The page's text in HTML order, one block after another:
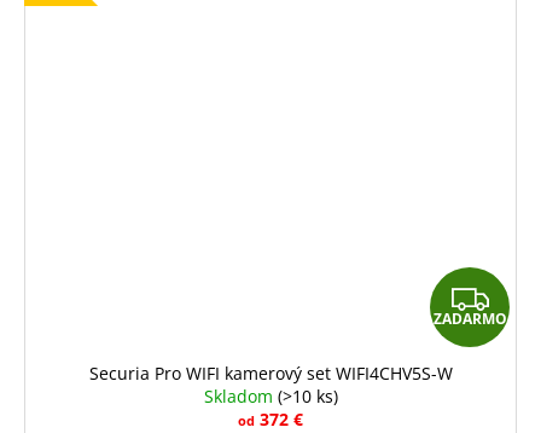
Z
A
ZADARMO
Securia Pro WIFI kamerový set WIFI4CHV5S-W
Skladom (>10 ks)
od 372 €